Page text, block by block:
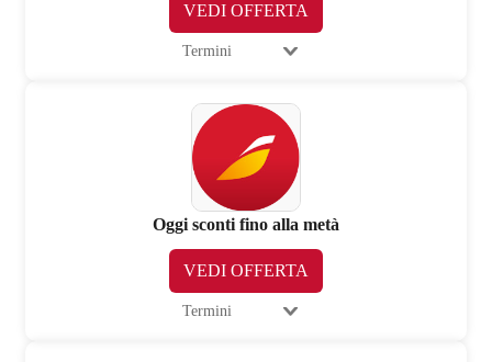
VEDI OFFERTA
Termini
Oggi sconti fino alla metà
VEDI OFFERTA
Termini